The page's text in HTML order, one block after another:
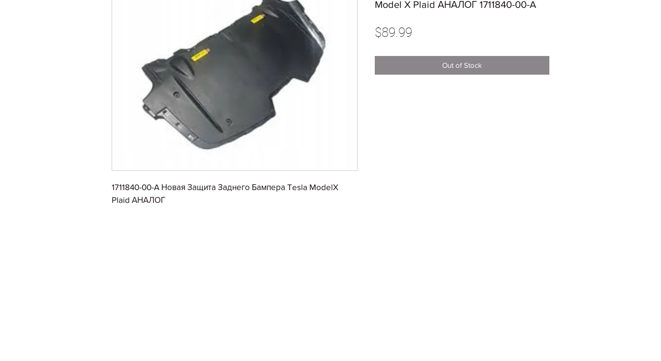
1711840-00-A Новая Защита Заднего Бампера Tesla ModelX
Plaid АНАЛОГ
Model X Plaid АНАЛОГ 1711840-00-A
$89.99
Out of Stock